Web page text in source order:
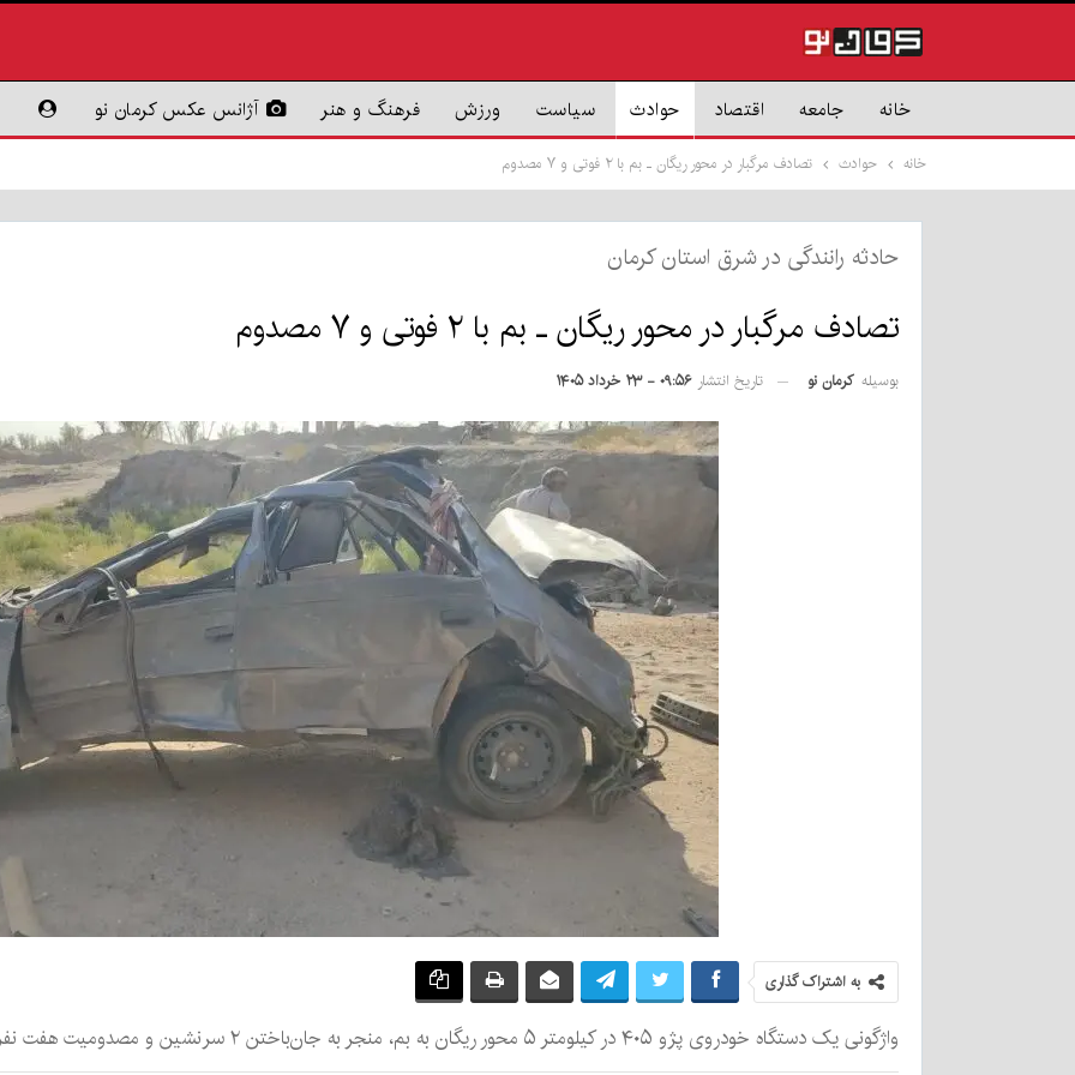
خانه جامعه اقتصاد حوادث سیاست ورزش فرهنگ و هنر آژانس عکس کرمان نو
خانه حوادث تصادف مرگبار در محور ریگان ـ بم با ۲ فوتی و ۷ مصدوم
حادثه رانندگی در شرق استان کرمان
تصادف مرگبار در محور ریگان ـ بم با ۲ فوتی و ۷ مصدوم
بوسیله کرمان نو تاریخ انتشار ۰۹:۵۶ - ۲۳ خرداد ۱۴۰۵
به اشتراک گذاری
واژگونی یک دستگاه خودروی پژو ۴۰۵ در کیلومتر ۵ محور ریگان به بم، منجر به جان‌باختن ۲ سرنشین و مصدومیت هفت نفر دیگر شد.